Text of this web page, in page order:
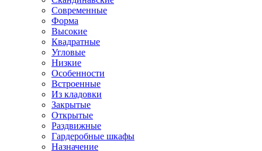
Современные
Форма
Высокие
Квадратные
Угловые
Низкие
Особенности
Встроенные
Из кладовки
Закрытые
Открытые
Раздвижные
Гардеробные шкафы
Назначение